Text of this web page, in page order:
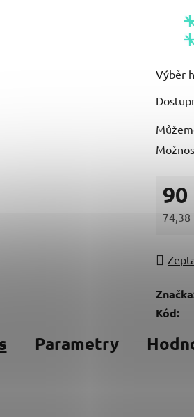
Výběr
90
74,38
Kód:
Parametry